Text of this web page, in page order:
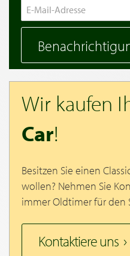
Wir kaufen
Car!
Besitzen Sie einen
wollen? Nehmen Sie
immer Oldtimer für den
Kontaktiere uns